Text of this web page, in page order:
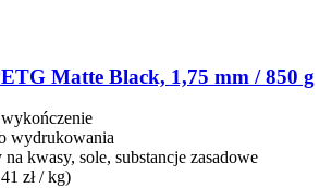
Matte Black, 1,75 mm / 850 g
wydrukowania
kwasy, sole, substancje zasadowe
zł / kg)